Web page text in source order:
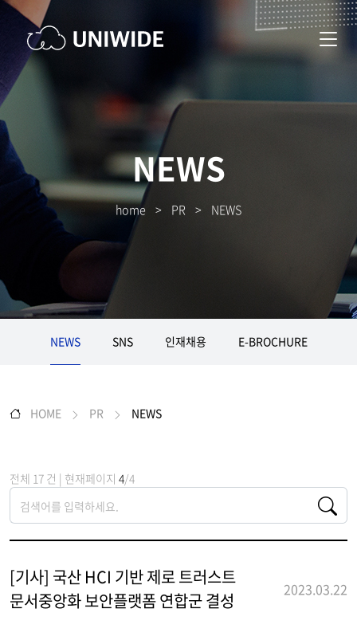
NEWS
home > PR > NEWS
NEWS SNS 인재채용 E-BROCHURE
HOME PR NEWS
전체 17 건 | 현재페이지 4/4
[기사] 국산 HCI 기반 제로 트러스트
문서중앙화 보안플랫폼 연합군 결성
2023.03.22